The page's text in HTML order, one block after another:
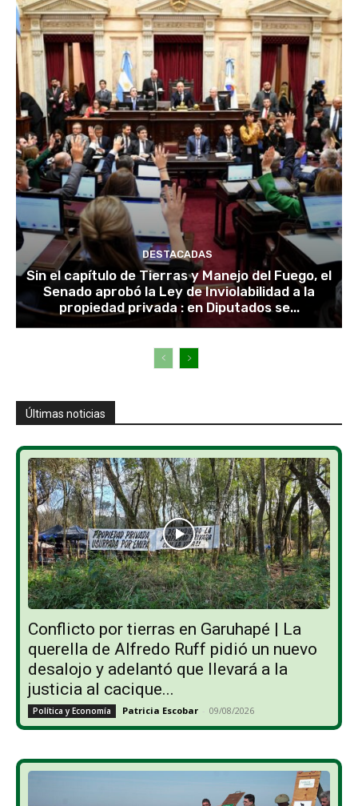
DESTACADAS
Sin el capítulo de Tierras y Manejo del Fuego, el
Senado aprobó la Ley de Inviolabilidad a la
propiedad privada : en Diputados se...
Últimas noticias
Conflicto por tierras en Garuhapé | La
querella de Alfredo Ruff pidió un nuevo
desalojo y adelantó que llevará a la
justicia al cacique...
Política y Economía Patricia Escobar - 09/08/2026